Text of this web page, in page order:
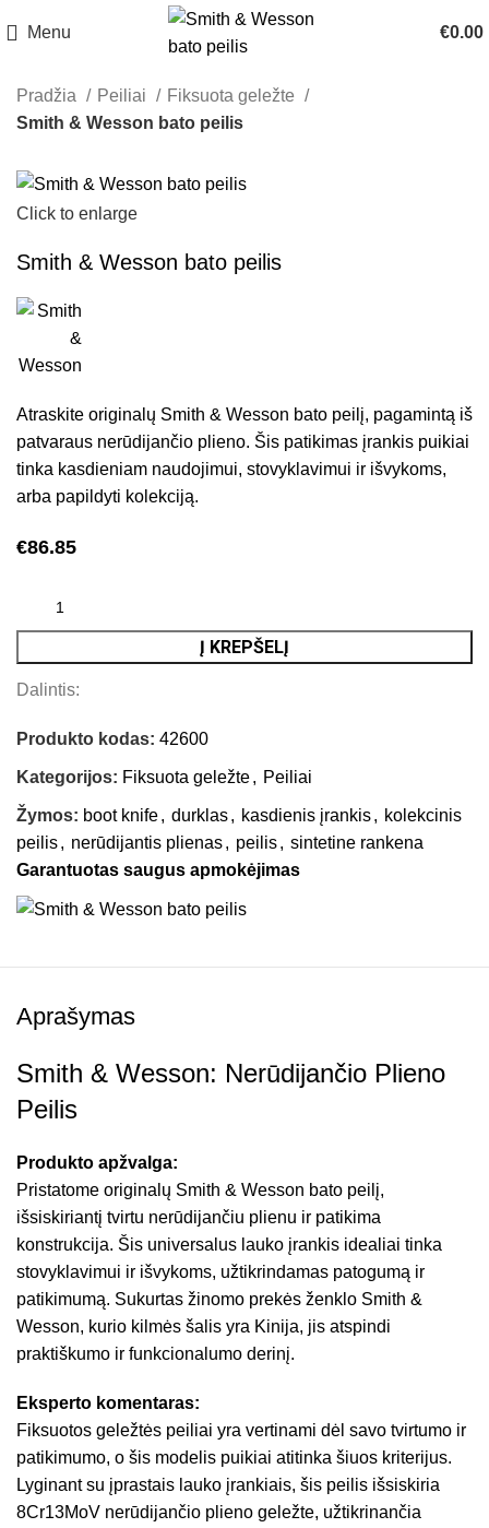
Menu €0.00
Pradžia Peiliai
Fiksuota geležte
Smith & Wesson bato peilis
Click to enlarge
Smith & Wesson bato peilis
Atraskite originalų Smith & Wesson bato peilį, pagamintą iš
patvaraus nerūdijančio plieno. Šis patikimas įrankis puikiai
tinka kasdieniam naudojimui, stovyklavimui ir išvykoms,
arba papildyti kolekciją.
€86.85
Į KREPŠELĮ
Dalintis:
Produkto kodas:42600
Kategorijos: Fiksuota geležte, Peiliai
Žymos: boot knife, durklas, kasdienis įrankis, kolekcinis
peilis, nerūdijantis plienas, peilis, sintetine rankena
Garantuotas saugus apmokėjimas
Aprašymas
Smith & Wesson: Nerūdijančio Plieno
Peilis
Produkto apžvalga:
Pristatome originalų Smith & Wesson bato peilį,
išsiskiriantį tvirtu nerūdijančiu plienu ir patikima
konstrukcija. Šis universalus lauko įrankis idealiai tinka
stovyklavimui ir išvykoms, užtikrindamas patogumą ir
patikimumą. Sukurtas žinomo prekės ženklo Smith &
Wesson, kurio kilmės šalis yra Kinija, jis atspindi
praktiškumo ir funkcionalumo derinį.
Eksperto komentaras:
Fiksuotos geležtės peiliai yra vertinami dėl savo tvirtumo ir
patikimumo, o šis modelis puikiai atitinka šiuos kriterijus.
Lyginant su įprastais lauko įrankiais, šis peilis išsiskiria
8Cr13MoV nerūdijančio plieno geležte, užtikrinančia